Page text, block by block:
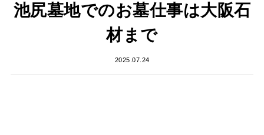
池尻墓地でのお墓仕事は大阪石
材まで
2025.07.24